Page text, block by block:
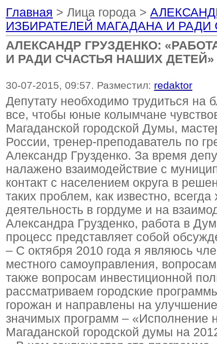
Главная > Лица города >
ИЗБИРАТЕЛЕЙ МАГАДАНА И
АЛЕКСАНДР ГРУЗДЕНКО:
И РАДИ СЧАСТЬЯ НАШИХ ДЕТЕЙ»
30-07-2015, 09:57. Разместил: redaktor
Депутату необходимо трудиться на
все, чтобы юные колымчане
Магаданской городской Думы,
России, тренер-преподаватель по
Александр Грузденко. За время
налажено взаимодействие с
контакт с населением округа в
таких проблем, как известно,
деятельность в гордуме и на
Александра Грузденко, работа в
процесс представляет собой
– С октября 2010 года я являюсь
местного самоуправления,
также вопросам инвестиционной
рассматриваем городские
горожан и направлены на
значимых программ – «Исполнение
Магаданской городской думы на